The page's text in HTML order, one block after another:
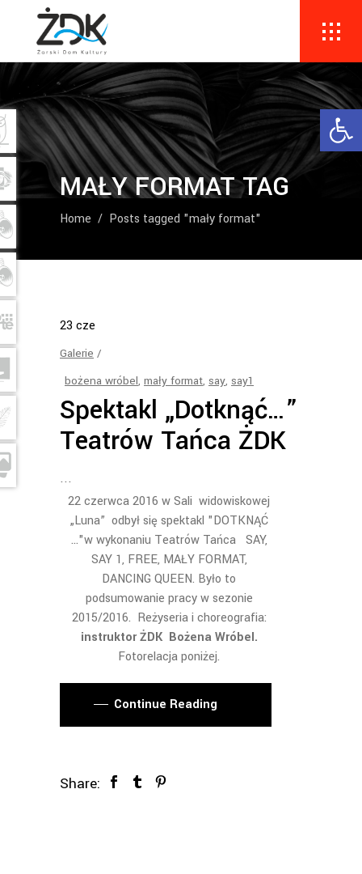
MAŁY FORMAT TAG
Home / Posts tagged "mały format"
23 cze
Galerie
bożena wróbel, mały format, say, say1
Spektakl „Dotknąć…”
Teatrów Tańca ŻDK
22 czerwca 2016 w Sali widowiskowej
„Luna” odbył się spektakl "DOTKNĄĆ
..."w wykonaniu Teatrów Tańca SAY,
SAY 1, FREE, MAŁY FORMAT,
DANCING QUEEN. Było to
podsumowanie pracy w sezonie
2015/2016. Reżyseria i choreografia:
instruktor ŻDK Bożena Wróbel.
Fotorelacja poniżej.
Continue Reading
Share: